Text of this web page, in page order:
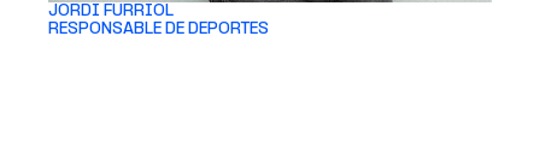
JORDI FURRIOL
RESPONSABLE DE DEPORTES